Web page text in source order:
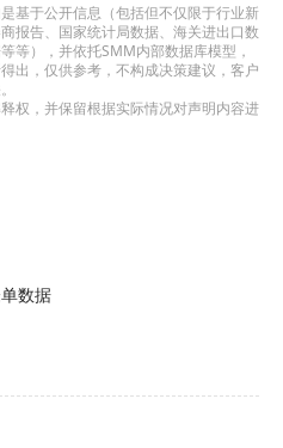
业链企业联合编制《2026
英双语版 ，点击此链接即
业链分布图：
基于公开信息（包括但不仅限于行业新
报告、国家统计局数据、海关进出口数
等），并依托SMM内部数据库模型，
出，仅供参考，不构成决策建议，客户
权，并保留根据实际情况对声明内容进
数据